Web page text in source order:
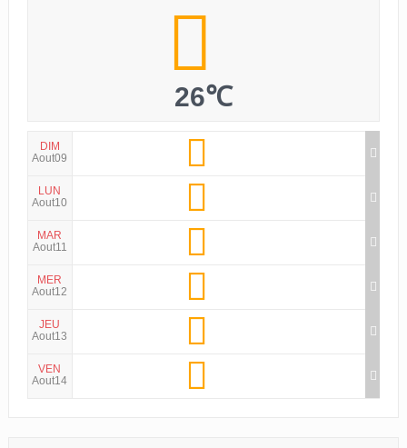
26℃
DIM
Aout09
LUN
Aout10
MAR
Aout11
MER
Aout12
JEU
Aout13
VEN
Aout14